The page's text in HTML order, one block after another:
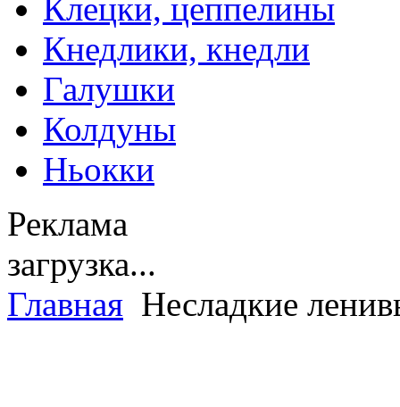
Клецки, цеппелины
Кнедлики, кнедли
Галушки
Колдуны
Ньокки
Реклама
загрузка...
Главная Несладкие